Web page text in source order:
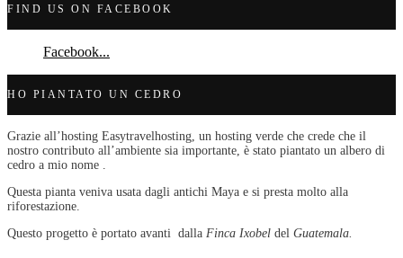
FIND US ON FACEBOOK
Facebook...
HO PIANTATO UN CEDRO
Grazie all’hosting Easytravelhosting, un hosting verde che crede che il
nostro contributo all’ambiente sia importante, è stato piantato un albero di
cedro a mio nome .
Questa pianta veniva usata dagli antichi Maya e si presta molto alla
riforestazione.
Questo progetto è portato avanti dalla Finca Ixobel del Guatemala.